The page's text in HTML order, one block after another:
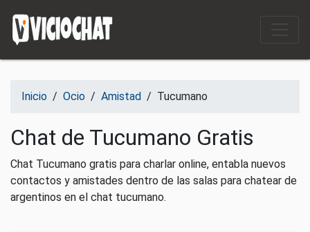
Inicio / Ocio / Amistad / Tucumano
Chat de Tucumano Gratis
Chat Tucumano gratis para charlar online, entabla nuevos
contactos y amistades dentro de las salas para chatear de
argentinos en el chat tucumano.